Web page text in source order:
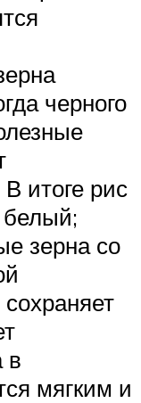
черного
итоге рис
зерна со
в
мягким и